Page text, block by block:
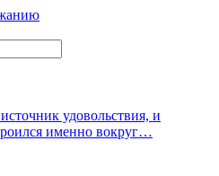
удовольствия, и
именно вокруг…